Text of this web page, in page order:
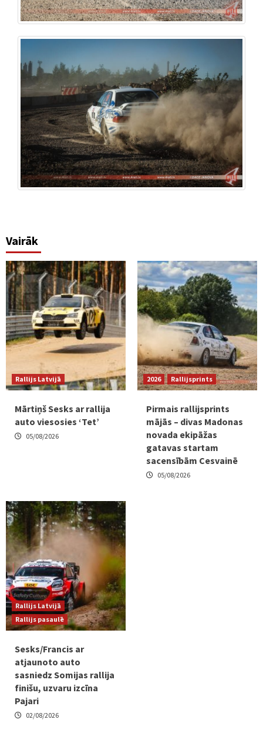
Vairāk
Rallijs Latvijā
Mārtiņš Sesks ar rallija
auto viesosies ‘Tet’
05/08/2026
2026 Rallijsprints
Pirmais rallijsprints
mājās – divas Madonas
novada ekipāžas
gatavas startam
sacensībām Cesvainē
05/08/2026
Rallijs Latvijā
Rallijs pasaulē
Sesks/Francis ar
atjaunoto auto
sasniedz Somijas rallija
finišu, uzvaru izcīna
Pajari
02/08/2026